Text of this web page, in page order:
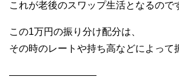
これが老後のスワップ生活となるので
この1万円の振り分け配分は、
その時のレートや持ち高などによって
—————————